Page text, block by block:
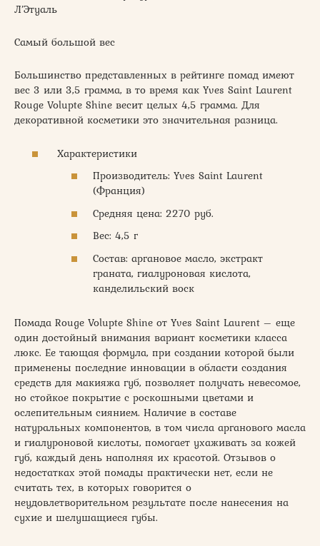
Л’Этуаль
Самый большой вес
Большинство представленных в рейтинге помад имеют
вес 3 или 3,5 грамма, в то время как Yves Saint Laurent
Rouge Volupte Shine весит целых 4,5 грамма. Для
декоративной косметики это значительная разница.
Характеристики
Производитель: Yves Saint Laurent
(Франция)
Средняя цена: 2270 руб.
Вес: 4,5 г
Состав: аргановое масло, экстракт
граната, гиалуроновая кислота,
канделильский воск
Помада Rouge Volupte Shine от Yves Saint Laurent – еще
один достойный внимания вариант косметики класса
люкс. Ее тающая формула, при создании которой были
применены последние инновации в области создания
средств для макияжа губ, позволяет получать невесомое,
но стойкое покрытие с роскошными цветами и
ослепительным сиянием. Наличие в составе
натуральных компонентов, в том числа арганового масла
и гиалуроновой кислоты, помогает ухаживать за кожей
губ, каждый день наполняя их красотой. Отзывов о
недостатках этой помады практически нет, если не
считать тех, в которых говорится о
неудовлетворительном результате после нанесения на
сухие и шелушащиеся губы.